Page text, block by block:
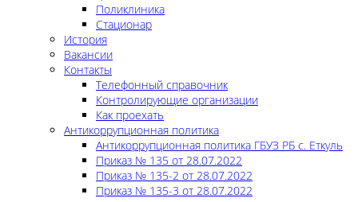
Поликлиника
Стационар
История
Вакансии
Контакты
Телефонный справочник
Контролирующие организации
Как проехать
Антикоррупционная политика
Антикоррупционная политика ГБУЗ РБ с. Еткуль
Приказ № 135 от 28.07.2022
Приказ № 135-2 от 28.07.2022
Приказ № 135-3 от 28.07.2022